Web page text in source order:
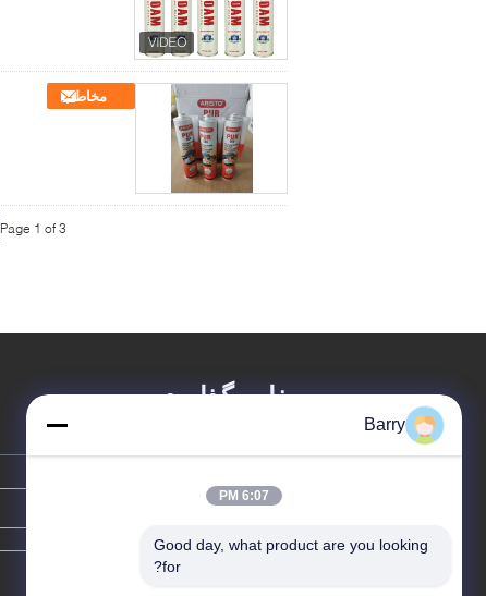
مخاطب
Page 1 of 3
پیغام بگذارید
Barry
6:07 PM
Good day, what product are you looking
for?